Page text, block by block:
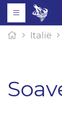
Italië